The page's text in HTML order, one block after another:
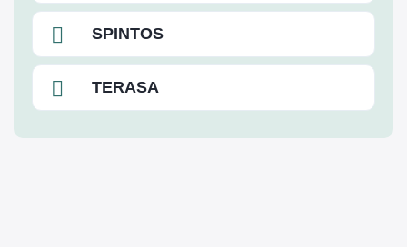
SPINTOS
TERASA